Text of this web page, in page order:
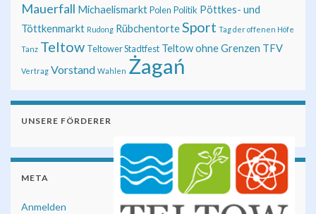
Mauerfall MichaelismarktPolen Politik Pöttkes- und
Töttkenmarkt Rudong RübchentorteSport Tag der offenen Höfe
Tanz Teltow Teltower Stadtfest Teltow ohne Grenzen TFV
Vertrag Vorstand Wahlen Żagań
UNSERE FÖRDERER
META
Anmelden